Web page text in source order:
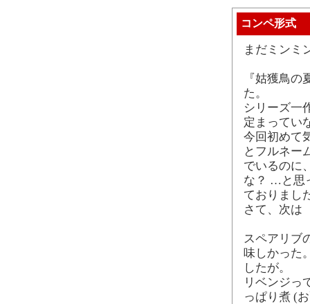
コンペ形式
まだミンミ
『姑獲鳥
た。
シリーズ一
定まってい
今回初めて
とフルネー
でいるのに
な？ …と思
ておりまし
さて、次は
スペアリブ
味しかった
したが。
リベンジっ
っぱり煮 (